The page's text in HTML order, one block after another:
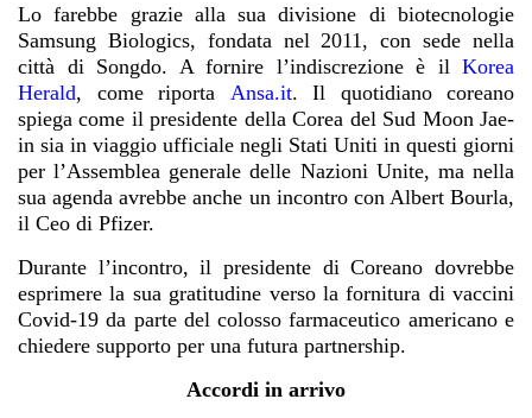
Lo farebbe grazie alla sua divisione di biotecnologie
Samsung Biologics, fondata nel 2011, con sede nella
città di Songdo. A fornire l’indiscrezione è il Korea
Herald, come riporta Ansa.it. Il quotidiano coreano
spiega come il presidente della Corea del Sud Moon Jae-
in sia in viaggio ufficiale negli Stati Uniti in questi giorni
per l’Assemblea generale delle Nazioni Unite, ma nella
sua agenda avrebbe anche un incontro con Albert Bourla,
il Ceo di Pfizer.
Durante l’incontro, il presidente di Coreano dovrebbe
esprimere la sua gratitudine verso la fornitura di vaccini
Covid-19 da parte del colosso farmaceutico americano e
chiedere supporto per una futura partnership.
Accordi in arrivo